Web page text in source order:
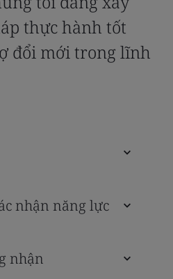
thực hành tốt
đổi mới trong lĩnh
nhận năng lực
nhận